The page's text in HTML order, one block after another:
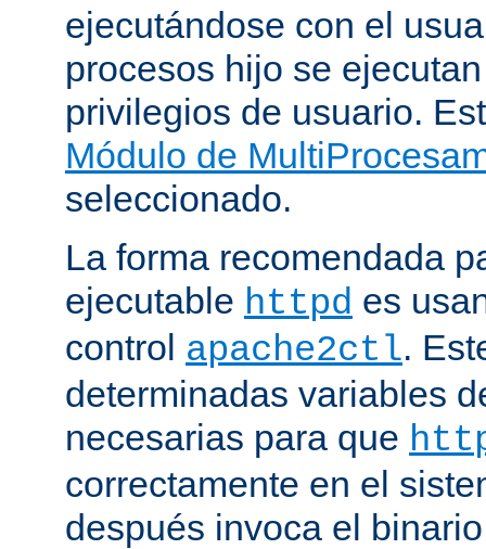
ejecutándose con el
procesos hijo se
privilegios de usuario.
Módulo de
seleccionado.
La forma recomendada
ejecutable httpd es
control apache2ctl.
determinadas variables
necesarias para que
correctamente en el
después invoca el